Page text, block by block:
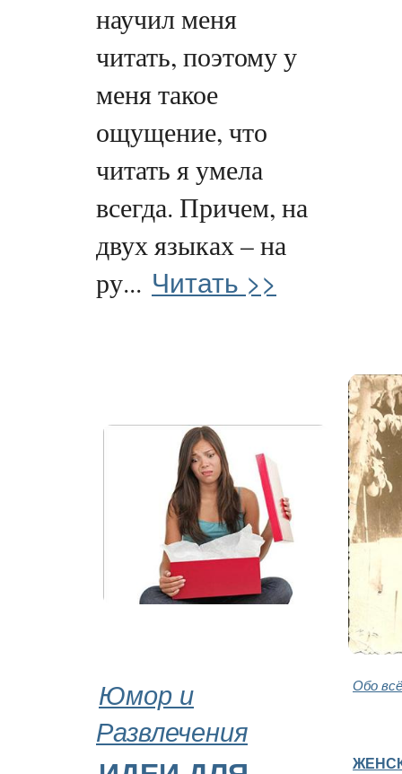
научил меня
читать, поэтому у
меня такое
ощущение, что
читать я умела
всегда. Причем, на
двух языках – на
ру... Читать >>
Юмор и
Развлечения
Обо